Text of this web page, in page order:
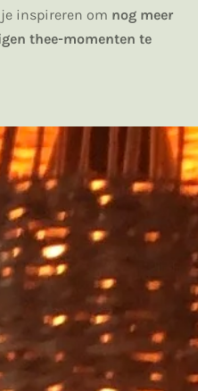
inspireren om nog meer
thee-momenten te